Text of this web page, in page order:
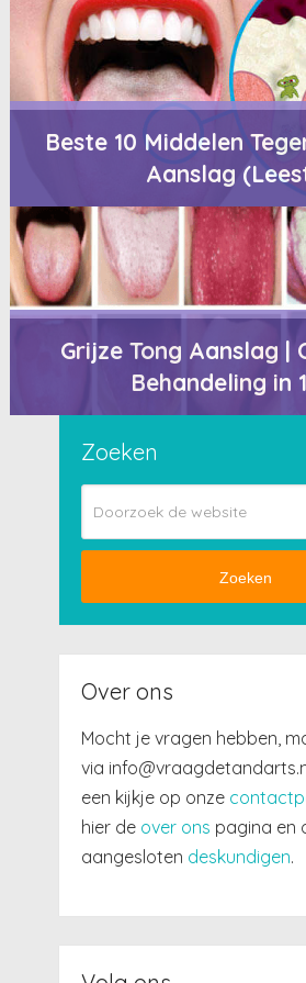
Beste 10 Middelen
Aanslag
Grijze Tong Aanslag |
Behandeling in
Zoeken
Zoeken
Over ons
Mocht je vragen hebben,
via
een kijkje op onze
hier de over ons pagina en
aangesloten deskundigen.